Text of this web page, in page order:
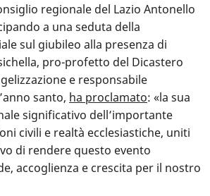
regionale del Lazio Antonello
a una seduta della
sul giubileo alla presenza di
pro-profetto del Dicastero
e responsabile
santo, ha proclamato: «la sua
significativo dell’importante
civili e realtà ecclesiastiche, uniti
di rendere questo evento
accoglienza e crescita per il nostro